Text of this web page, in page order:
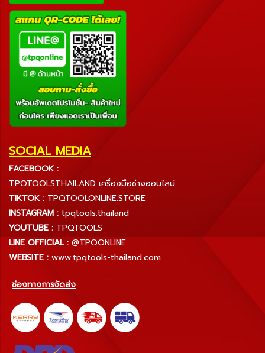
SOCIAL MEDIA
FACEBOOK :
TPQTOOLSTHAILAND เครื่องมือช่างออนไลน์
TIKTOK : TPQTOOLONLINE.STORE
INSTAGRAM : tpqtools.thailand
YOUTUBE : TPQTOOLS
LINE OFFICIAL : @TPQONLINE
WEBSITE : www.tpqtools-thailand.com
ช่องทางการจัดส่ง